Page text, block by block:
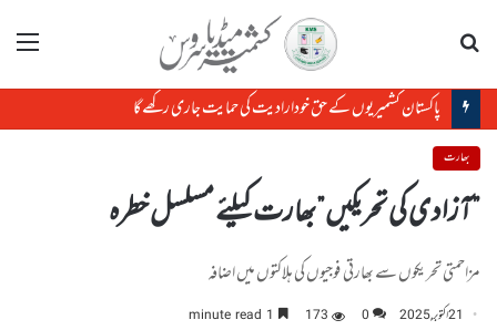
مینو
پاکستان کشمیریوں کے حق خودارادیت کی حمایت جاری رکھے گا
بھارت
”آزادی کی تحریکیں”بھارت کیلئے مسلسل خطرہ
مزاحمتی تحریکوں سے بھارتی فوجیوں کی ہلاکتوں میں اضافہ
21 اکتوبر, 2025 0
173